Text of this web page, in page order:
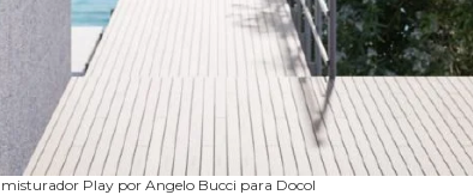
Play por Angelo Bucci para Docol